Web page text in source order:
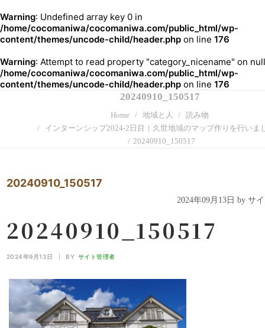
Warning: Undefined array key 0 in
/home/cocomaniwa/cocomaniwa.com/public_html/wp-
content/themes/uncode-child/header.php on line 176
Warning: Attempt to read property "category_nicename" on
/home/cocomaniwa/cocomaniwa.com/public_html/wp-
content/themes/uncode-child/header.php on line 176
20240910_150517
Home 地域と人
読み物
インターンシップ2024-2日目｜久世地域のマップ作りを行いま
20240910_150517
20240910_150517
2024年09月13日 by サ
20240910_150517
2024年9月13日 BY サイト管理者